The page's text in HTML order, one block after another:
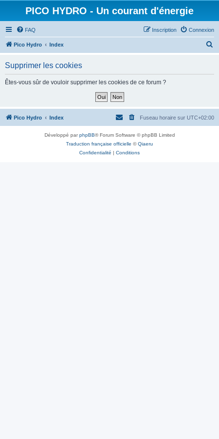
PICO HYDRO - Un courant d'énergie
FAQ Connexion
Inscription
Pico Hydro Index
h
Supprimer les cookies
Êtes-vous sûr de vouloir supprimer les cookies de ce forum ?
Pico Hydro Index Fuseau horaire sur UTC+02:00
Développé parphpBB® Forum Software © phpBB Limited
Traduction française officielle ©Qiaeru
Confidentialité | Conditions